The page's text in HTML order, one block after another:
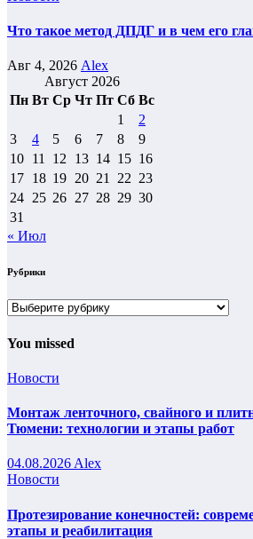
Что такое метод ДПДГ и в чем его
Авг 4, 2026 Alex
Август 2026
Пн Вт Ср Чт Пт Сб Вс
1
2
3
4 5 6 7 8
9
10 11 12 13 14 15 16
17 18 19 20 21 22 23
24 25 26 27 28 29 30
31
« Июл
Рубрики
Рубрики
You missed
Новости
Монтаж ленточного, свайного и
Тюмени: технологии и этапы работ
04.08.2026Alex
Новости
Протезирование конечностей:
этапы и реабилитация